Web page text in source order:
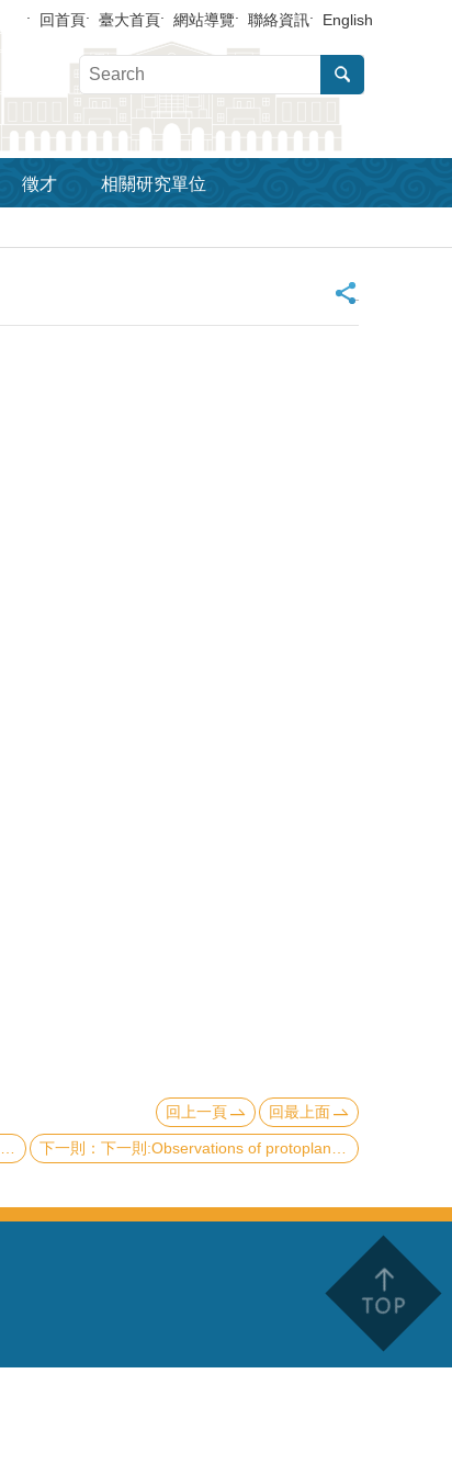
回首頁 臺大首頁 網站導覽 聯絡資訊 English
徵才 相關研究單位
_
回上一頁
回最上面
下一則:Observations of protoplanets